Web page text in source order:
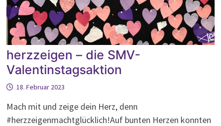
herzzeigen – die SMV-
Valentinstagsaktion
18. Februar 2023
Mach mit und zeige dein Herz, denn
#herzzeigenmachtglücklich!Auf bunten Herzen konnten